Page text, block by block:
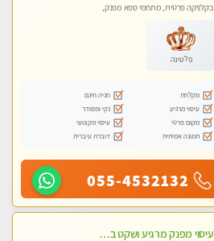
בקלניקה פרטית, מתחמי ספא מפנק,
פלטינה
מקלחת
חניה חינם
עיסוי מרגיע
נקי ומסודר
מקום פרטי
עיסוי מקצועי
תמונה אמיתית
דוברת עיברית
055-4532132
עיסוי מפנק מרגיע ושקט במקום מדהים עיסוי מושקע מאוד -טל-04-8704141